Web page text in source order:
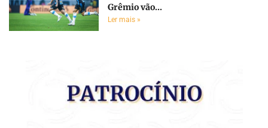
Grêmio vão...
Ler mais »